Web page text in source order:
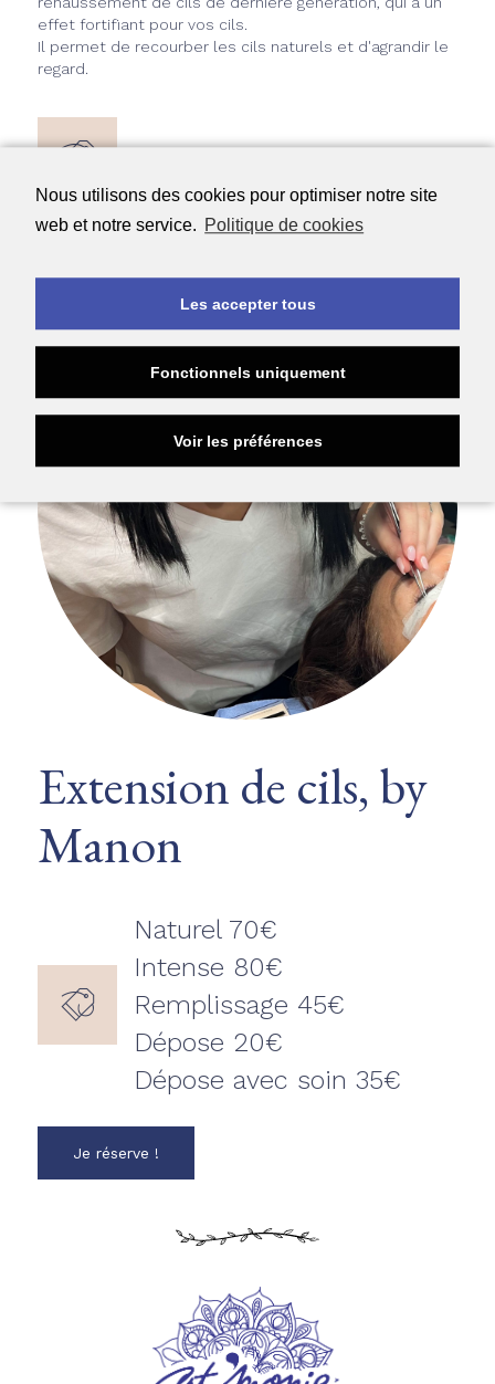
Nous utilisons des cookies pour optimiser notre site
web et notre service. Politique de cookies
Les accepter tous
Fonctionnels uniquement
Voir les préférences
effet fortifiant pour vos cils.
Il permet de recourber les cils naturels et d'agrandir le
regard.
82 €
Extension de cils, by
Manon
Naturel 70€
Intense 80€
Remplissage 45€
Dépose 20€
Dépose avec soin 35€
Je réserve !